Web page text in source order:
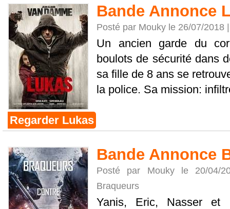
Bande Annonce
Posté par Mouky le 26/07/2018
Un ancien garde du
boulots de sécurité dans
sa fille de 8 ans se
la police. Sa mission:
Regarder Lukas
Bande Annonce
Posté par Mouky le 20/04/
Braqueurs
Yanis, Eric, Nasser et